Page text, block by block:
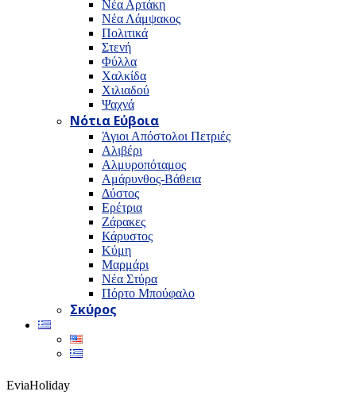
Νέα Αρτάκη
Νέα Λάμψακος
Πολιτικά
Στενή
Φύλλα
Χαλκίδα
Χιλιαδού
Ψαχνά
Νότια Εύβοια
Άγιοι Απόστολοι Πετριές
Αλιβέρι
Αλμυροπόταμος
Αμάρυνθος-Βάθεια
Δύστος
Ερέτρια
Ζάρακες
Κάρυστος
Κύμη
Μαρμάρι
Νέα Στύρα
Πόρτο Μπούφαλο
Σκύρος
EviaHoliday